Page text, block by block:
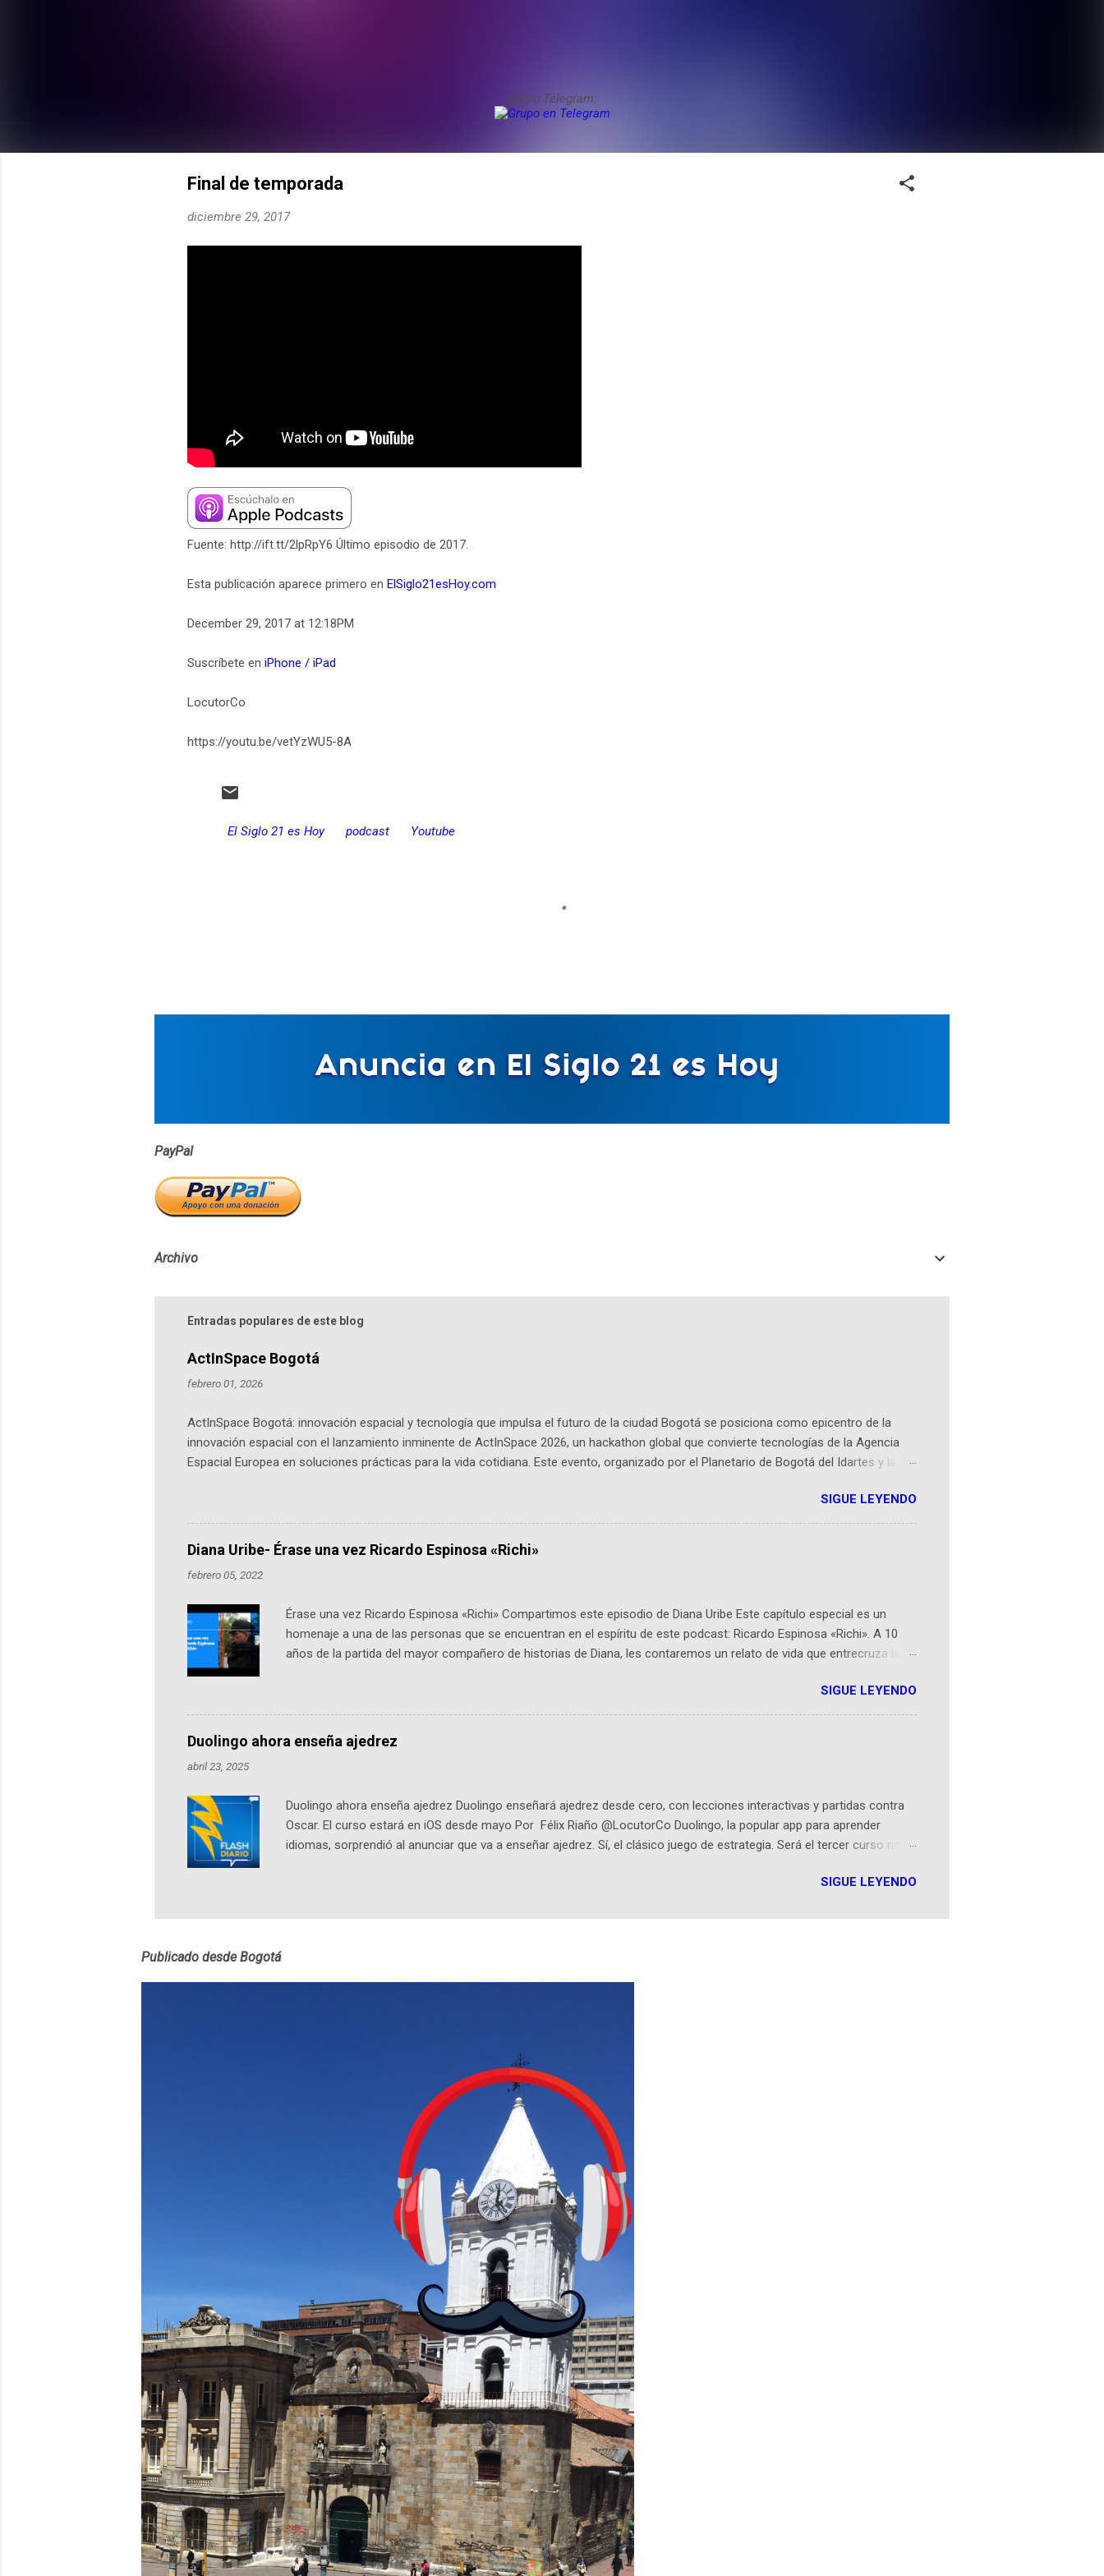
Grupo Telegram:
Final de temporada
diciembre 29, 2017
Fuente: http://ift.tt/2lpRpY6 Último episodio de 2017.
Esta publicación aparece primero en ElSiglo21esHoy.com
December 29, 2017 at 12:18PM
Suscríbete en iPhone / iPad
LocutorCo
https://youtu.be/vetYzWU5-8A
El Siglo 21 es Hoy podcast Youtube
a
PayPal
Archivo
Entradas populares de este blog
ActInSpace Bogotá
febrero 01, 2026
ActInSpace Bogotá: innovación espacial y tecnología que impulsa el futuro de la ciudad Bogotá se posiciona como epicentro de la
innovación espacial con el lanzamiento inminente de ActInSpace 2026, un hackathon global que convierte tecnologías de la Agencia
Espacial Europea en soluciones prácticas para la vida cotidiana. Este evento, organizado por el Planetario de Bogotá del Idartes y la
emprendedores y estudiantes. Qué es ActInSpace y por qué importa en Bogotá ActInSpace es una competencia mundial que opera en
más de 60 ciudades, donde participantes tienen 24 horas para idear startups basadas en tecnologías espaciales como satélites y
datos orbitales. En Bogotá, arranca con un evento gratuito el 30 de enero a las 10:00 a. m. en el Planetario (calle 26B #5-93), in...
SIGUE LEYENDO
Diana Uribe- Érase una vez Ricardo Espinosa «Richi»
febrero 05, 2022
Érase una vez Ricardo Espinosa «Richi» Compartimos este episodio de Diana Uribe Este capítulo especial es un
homenaje a una de las personas que se encuentran en el espíritu de este podcast: Ricardo Espinosa «Richi». A 10
años de la partida del mayor compañero de historias de Diana, les contaremos un relato de vida que entrecruza la
podcast, de dónde viene "la fuerza poderosa", del relato viviente que encarna una joven librera de Barichara y de
nuestro protagonista: un personaje de gabán y sombrero que parecía sacado directamente de una novela de espías
Notas del episodio: -La colección Ricardo Espinosa: los cómics, las novelas y los libros reunidos por Richi hoy se
pueden consultar en la Biblioteca Luis Ángel Arango ¡Síguenos en nuestras Redes Sociales! Facebook:
SIGUE LEYENDO
Duolingo ahora enseña ajedrez
abril 23, 2025
Duolingo ahora enseña ajedrez Duolingo enseñará ajedrez desde cero, con lecciones interactivas y partidas contra
Oscar. El curso estará en iOS desde mayo Por Félix Riaño @LocutorCo Duolingo, la popular app para aprender
idiomas, sorprendió al anunciar que va a enseñar ajedrez. Sí, el clásico juego de estrategia. Será el tercer curso no
estará disponible primero en inglés. Los usuarios aprenderán desde lo más básico, como mover un alfil, hasta jugar
personajes simpáticos y ayudas visuales. ¿Será posible que una app que antes nos enseñó francés, ahora nos
SIGUE LEYENDO
Publicado desde Bogotá